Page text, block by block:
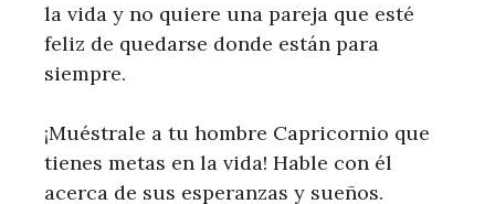
la vida y no quiere una pareja que esté
feliz de quedarse donde están para
siempre.
¡Muéstrale a tu hombre Capricornio que
tienes metas en la vida! Hable con él
acerca de sus esperanzas y sueños.